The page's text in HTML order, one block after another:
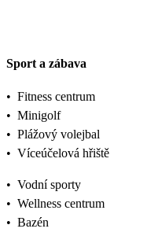
Sport a zábava
• Fitness centrum
• Minigolf
• Plážový volejbal
• Víceúčelová hřiště
• Vodní sporty
• Wellness centrum
• Bazén